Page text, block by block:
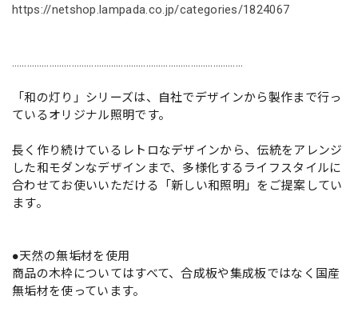
https://netshop.lampada.co.jp/categories/1824067
…………………………………………………………………………………
「和の灯り」シリーズは、自社でデザインから製作まで行っ
ているオリジナル照明です。
長く作り続けているレトロなデザインから、伝統をアレンジ
した和モダンなデザインまで、多様化するライフスタイルに
合わせてお使いいただける「新しい和照明」をご提案してい
ます。
●天然の無垢材を使用
商品の木枠についてはすべて、合成板や集成板ではなく国産
無垢材を使っています。